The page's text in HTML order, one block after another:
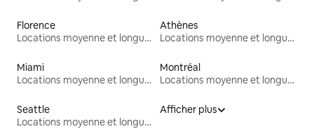
Florence
Locations moyenne et longue durée
Athènes
Locations moyenne et longue durée
Miami
Locations moyenne et longue durée
Montréal
Locations moyenne et longue durée
Seattle
Locations moyenne et longue durée
Afficher plus